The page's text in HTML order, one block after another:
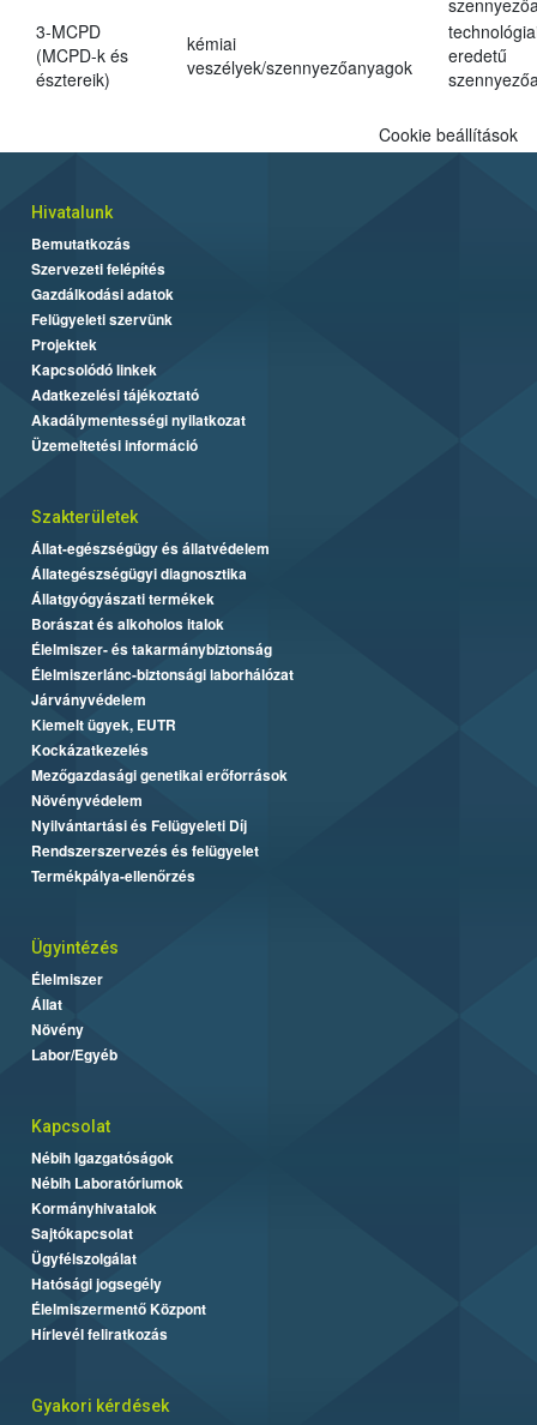
3-MCPD
(MCPD-k és
észtereik)
kémiai
veszélyek/szennyezőanyagok
eredetű
Cookie beállítások
Hivatalunk
Bemutatkozás
Szervezeti felépítés
Gazdálkodási adatok
Felügyeleti szervünk
Projektek
Kapcsolódó linkek
Adatkezelési tájékoztató
Akadálymentességi nyilatkozat
Üzemeltetési információ
Szakterületek
Állat-egészségügy és állatvédelem
Állategészségügyi diagnosztika
Állatgyógyászati termékek
Borászat és alkoholos italok
Élelmiszer- és takarmánybiztonság
Élelmiszerlánc-biztonsági laborhálózat
Járványvédelem
Kiemelt ügyek, EUTR
Kockázatkezelés
Mezőgazdasági genetikai erőforrások
Növényvédelem
Nyilvántartási és Felügyeleti Díj
Rendszerszervezés és felügyelet
Termékpálya-ellenőrzés
Ügyintézés
Élelmiszer
Állat
Növény
Labor/Egyéb
Kapcsolat
Nébih Igazgatóságok
Nébih Laboratóriumok
Kormányhivatalok
Sajtókapcsolat
Ügyfélszolgálat
Hatósági jogsegély
Élelmiszermentő Központ
Hírlevél feliratkozás
Gyakori kérdések